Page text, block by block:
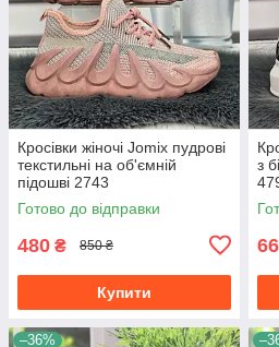
Кросівки жіночі Jomix пудрові
текстильні на об'ємній
підошві 2743
Готово до відправки
480 ₴ 850 ₴
Купити
з
–36%